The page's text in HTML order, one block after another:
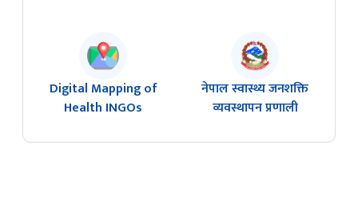
Digital Mapping of
Health INGOs
नेपाल स्वास्थ्य जनशक्ति
व्यवस्थापन प्रणाली